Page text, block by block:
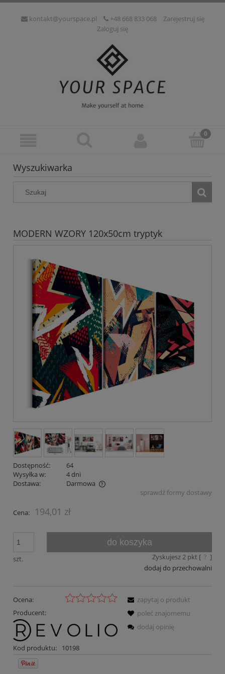
kontakt@yourspace.pl +48 668 833 068
Zarejestruj się
Zaloguj się
Wyszukiwarka
MODERN WZORY 120x50cm tryptyk
Dostępność:
64
Wysyłka w:
4 dni
Dostawa:
Darmowa
Cena nie zawiera ewentualnych kosztów płatnościsprawdź formy dostawy
Cena: 194,01 zł
szt.
do koszyka
Zyskujesz2pkt [ ? ]
dodaj do przechowalni
Ocena:
Producent:
Kod produktu: 10198
zapytaj o produkt
poleć znajomemu
dodaj opinię